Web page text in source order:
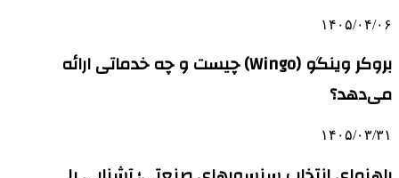
۱۴۰۵/۰۴/۰۶
بروکر وینگو (Wingo) چیست و چه خدماتی ارائه
می‌دهد؟
۱۴۰۵/۰۳/۳۱